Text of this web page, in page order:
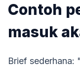
Contoh
masuk
Brief sederhana: